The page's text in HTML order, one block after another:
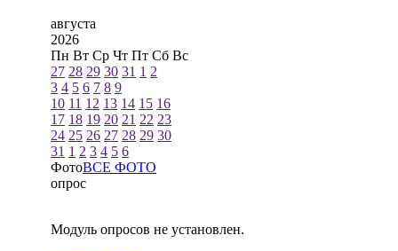
августа
2026
Пн Вт Ср Чт Пт Сб Вс
27 28 29 30 31 1 2
3 4 5 6 7 8 9
10 11 12 13 14 15 16
17 18 19 20 21 22 23
24 25 26 27 28 29 30
31 1 2 3 4 5 6
ФотоВСЕ ФОТО
опрос
Модуль опросов не установлен.